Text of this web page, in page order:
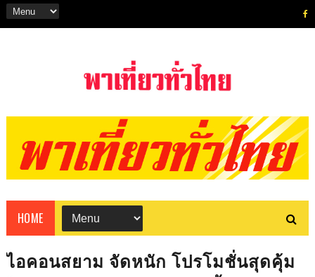
HOME
ไอคอนสยาม จัดหนัก โปรโมชั่นสุดคุ้ม